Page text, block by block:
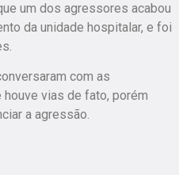
um dos agressores acabou
da unidade hospitalar, e foi
com as
vias de fato, porém
a agressão.